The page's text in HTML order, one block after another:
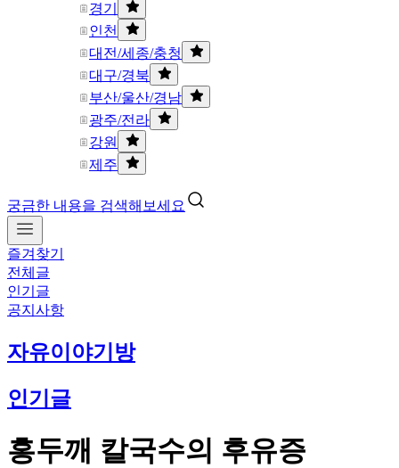
경기
인천
대전/세종/충청
대구/경북
부산/울산/경남
광주/전라
강원
제주
궁금한 내용을 검색해보세요
즐겨찾기
전체글
인기글
공지사항
자유이야기방
인기글
홍두깨 칼국수의 후유증